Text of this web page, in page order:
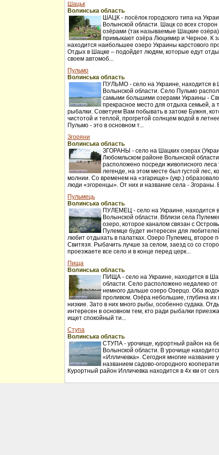
Шацьк
Волинська область
ШАЦК - посёлок городского типа на
Волынской области. Шацк со всех
озёрами (так называемые Шацкие
примыкают озёра Люцимир и Черное. К
находится наибольшее озеро Украины карстового
Отдых в Шацке – подойдет людям, которые едут
своем автомоб...
Пульмо
Волинська область
ПУЛЬМО - село на Украине, находится в
Волынской области. Село Пульмо
самыми большими озерами Украины -
прекрасное место для отдыха семьей, а
рыбалки. Советуем Вам побывать в затоке Бужня,
чистотой и теплой, прогретой солнцем водой в
Пульмо - это в основном т...
Згоряни
Волинська область
ЗГОРАНЫ - село на Шацких озерах
Любомльском районе Волынской
расположено посреди живописного леса
легенде, на этом месте был густой лес,
молнии. Со временем на «згарище» (укр.)
люди «згоренцы». От них и название села - Згораны.
Пульмець
Волинська область
ПУЛЕМЕЦ - село на Украине, находится
Волынской области. Вблизи села
озеро, которое каналом связан с
Пулемце будет интересен для
любит отдыхать в палатках. Озеро Пулемец, второе
Свитязя. Рыбачить лучше за селом, заезд со со
проезжаете все село и в конце перед церк...
Пища
Волинська область
ПИЩА - село на Украине, находится в
области. Село расположено недалеко
немного дальше озеро Озерцо. Оба
проливом. Озёра небольшие, глубина их
низкие. Зато в них много рыбы, особенно судака.
интересен в основном тем, кто ради рыбалки
ищет спокойный ти...
Ступа
Волинська область
СТУПА - урочище, курортный район на
Волынской области. В урочище
«Илличевка». Сегодня многие
названием садово-огородного
Курортный район Илличевка находится в 4х км от